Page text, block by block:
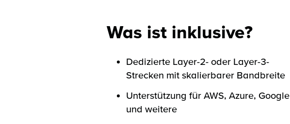
Was ist inklusive?
Dedizierte Layer-2- oder Layer-3-
Strecken mit skalierbarer Bandbreite
Unterstützung für AWS, Azure, Google
und weitere